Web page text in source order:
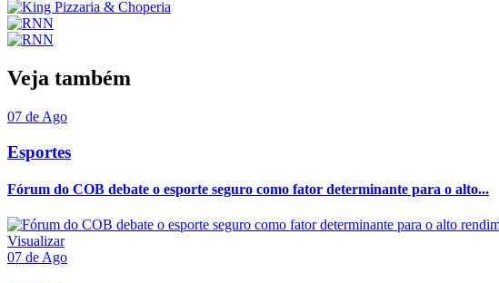
Veja também
07 de Ago
Esportes
Fórum do COB debate o esporte seguro como fator determinante para o alto...
Visualizar
07 de Ago